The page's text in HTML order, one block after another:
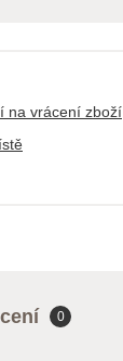
na vrácení zboží
0